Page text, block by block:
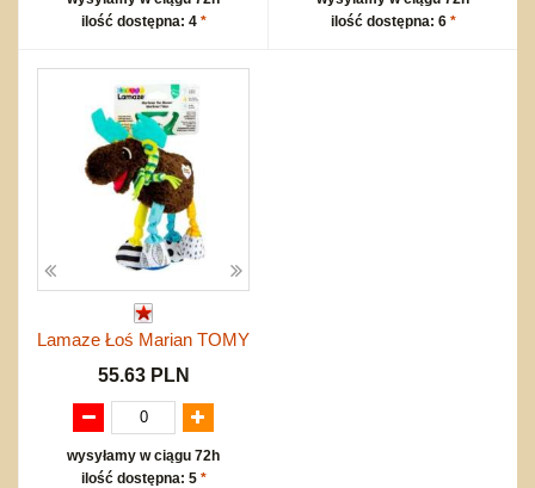
ilość dostępna: 4 *
ilość dostępna: 6 *
Lamaze Łoś Marian TOMY
55.63 PLN
wysyłamy w ciągu 72h
ilość dostępna: 5 *